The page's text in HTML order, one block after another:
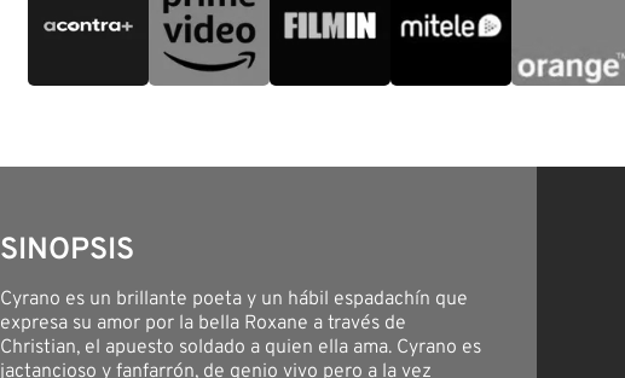
SINOPSIS
Cyrano es un brillante poeta y un hábil espadachín que
expresa su amor por la bella Roxane a través de
Christian, el apuesto soldado a quien ella ama. Cyrano es
jactancioso y fanfarrón, de genio vivo pero a la vez